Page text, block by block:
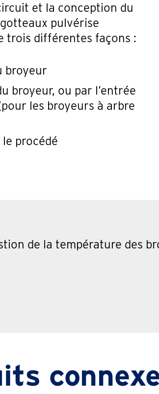
et la conception du
pulvérise
trois différentes façons :
broyeur
broyeur, ou par l’entrée
les broyeurs à arbre
procédé
de la température des